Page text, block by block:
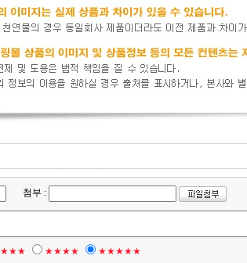
첨부 :
★★★ ★★★★ ★★★★★